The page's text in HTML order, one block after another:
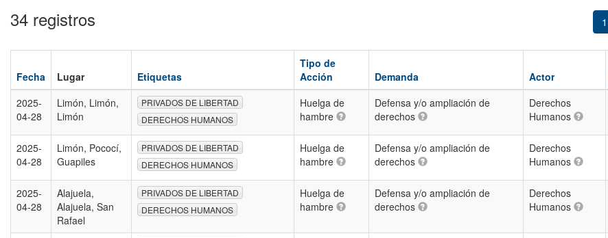
34 registros 1
Fecha Lugar Etiquetas
Tipo de
Acción
Demanda Actor
2025-
04-28
Limón, Limón,
Limón
PRIVADOS DE LIBERTAD
DERECHOS HUMANOS
Huelga de
hambre
Defensa y/o ampliación de
derechos
Derechos
Humanos
2025-
04-28
Limón, Pococí,
Guapiles
PRIVADOS DE LIBERTAD
DERECHOS HUMANOS
Huelga de
hambre
Defensa y/o ampliación de
derechos
Derechos
Humanos
2025-
04-28
Alajuela,
Alajuela, San
Rafael
PRIVADOS DE LIBERTAD
DERECHOS HUMANOS
Huelga de
hambre
Defensa y/o ampliación de
derechos
Derechos
Humanos